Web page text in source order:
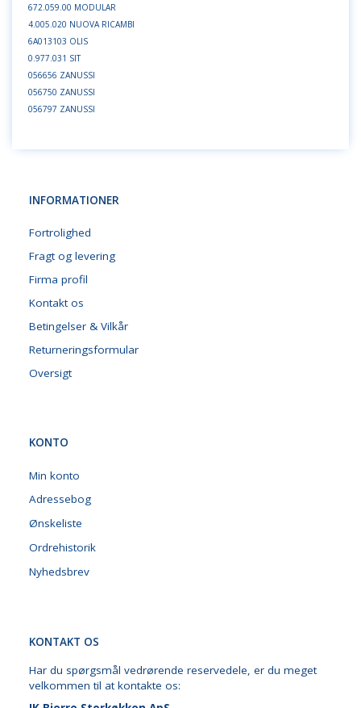
672.059.00 MODULAR
4.005.020 NUOVA RICAMBI
6A013103 OLIS
0.977.031 SIT
056656 ZANUSSI
056750 ZANUSSI
056797 ZANUSSI
INFORMATIONER
Fortrolighed
Fragt og levering
Firma profil
Kontakt os
Betingelser & Vilkår
Returneringsformular
Oversigt
KONTO
Min konto
Adressebog
Ønskeliste
Ordrehistorik
Nyhedsbrev
KONTAKT OS
Har du spørgsmål vedrørende reservedele, er du meget
velkommen til at kontakte os: